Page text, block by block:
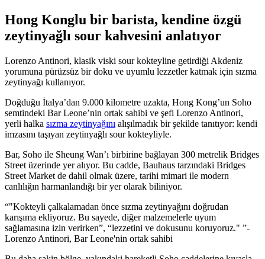
Hong Konglu bir barista, kendine özgü
zeytinyağlı sour kahvesini anlatıyor
Lorenzo Antinori, klasik viski sour kokteyline getirdiği Akdeniz
yorumuna pürüzsüz bir doku ve uyumlu lezzetler katmak için sızma
zeytinyağı kullanıyor.
Doğduğu İtalya’dan 9.000 kilometre uzakta, Hong Kong’un Soho
semtindeki Bar Leone’nin ortak sahibi ve şefi Lorenzo Antinori,
yerli halka sızma zeytinyağını alışılmadık bir şekilde tanıtıyor: kendi
imzasını taşıyan zeytinyağlı sour kokteyliyle.
Bar, Soho ile Sheung Wan’ı birbirine bağlayan 300 metrelik Bridges
Street üzerinde yer alıyor. Bu cadde, Bauhaus tarzındaki Bridges
Street Market de dahil olmak üzere, tarihi mimari ile modern
canlılığın harmanlandığı bir yer olarak biliniyor.
"Kokteyli çalkalamadan önce sızma zeytinyağını doğrudan
karışıma ekliyoruz. Bu sayede, diğer malzemelerle uyum
sağlamasına izin verirken , lezzetini ve dokusunu koruyoruz."
-
Lorenzo Antinori, Bar Leone'nin ortak sahibi